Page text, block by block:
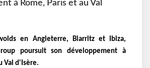
à Rome, Paris et au Val
en Angleterre, Biarritz et Ibiza,
poursuit son développement à
Val d'Isère.